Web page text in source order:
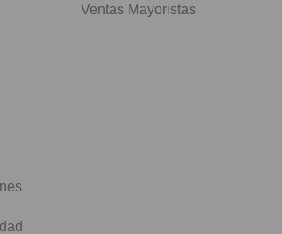
Ventas Mayoristas